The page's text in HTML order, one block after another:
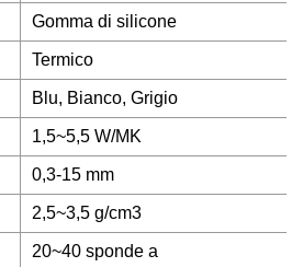
Gomma di silicone
Termico
Blu, Bianco, Grigio
1,5~5,5 W/MK
0,3-15 mm
2,5~3,5 g/cm3
20~40 sponde a